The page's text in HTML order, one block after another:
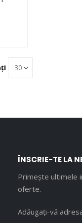
ÎNSCRIE-TE LA
Primește ultimele
oferte.
Adăugați-vă